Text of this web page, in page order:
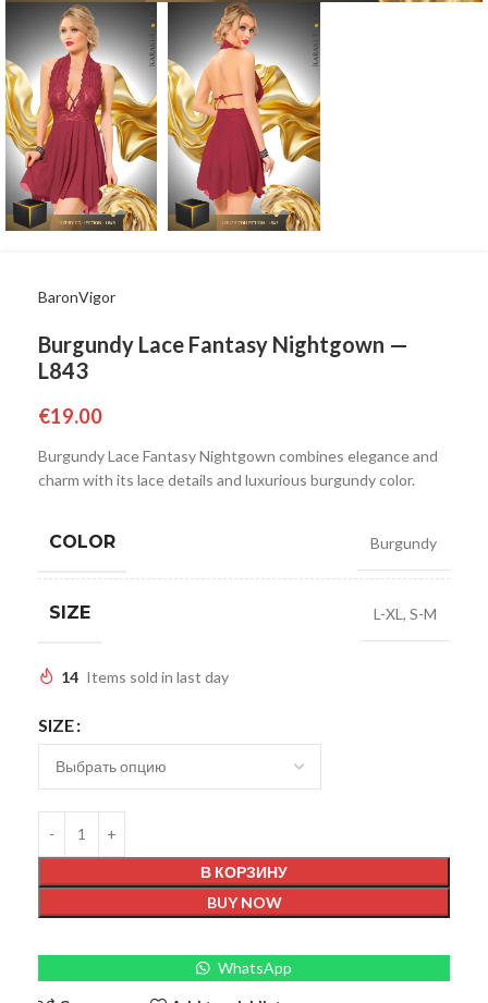
BaronVigor
Burgundy Lace Fantasy Nightgown —
L843
€19.00
Burgundy Lace Fantasy Nightgown combines elegance and
charm with its lace details and luxurious burgundy color.
COLOR Burgundy
SIZE L-XL , S-M
14 Items sold in last day
SIZE
В КОРЗИНУ
BUY NOW
WhatsApp